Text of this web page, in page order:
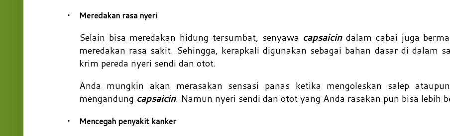
· Meredakan rasa nyeri
Selain bisa meredakan hidung tersumbat, senyawa capsaicindalam cabai juga
meredakan rasa sakit. Sehingga, kerapkali digunakan sebagai bahan dasar di dalam
krim pereda nyeri sendi dan otot.
Anda mungkin akan merasakan sensasi panas ketika mengoleskan salep
mengandung capsaicin. Namun nyeri sendi dan otot yang Anda rasakan pun bisa lebih
· Mencegah penyakit kanker